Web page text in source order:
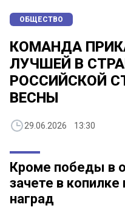
ОБЩЕСТВО
КОМАНДА
ЛУЧШЕЙ В
РОССИЙСКОЙ
ВЕСНЫ
29.06.2026 13:30
Кроме победы в
зачете в
наград